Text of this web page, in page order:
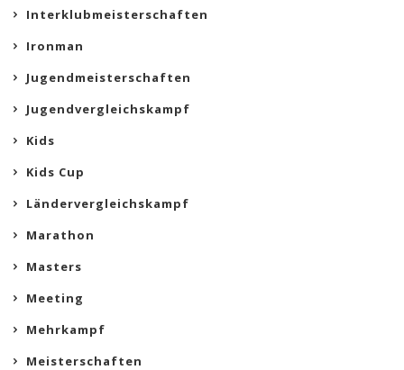
Interklubmeisterschaften
Ironman
Jugendmeisterschaften
Jugendvergleichskampf
Kids
Kids Cup
Ländervergleichskampf
Marathon
Masters
Meeting
Mehrkampf
Meisterschaften